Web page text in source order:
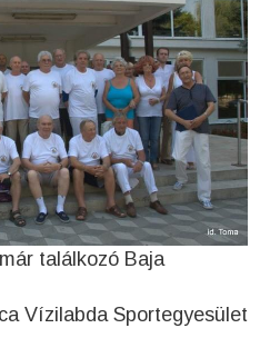
találkozó Baja
Vízilabda Sportegyesület